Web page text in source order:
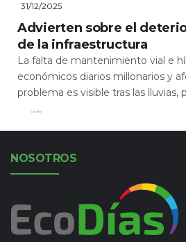
31/12/2025
Advierten sobre el
de la infraestructura
La falta de mantenimiento vial e
económicos diarios millonarios y
problema es visible tras las lluvias,
Leer Más
NOSOTROS